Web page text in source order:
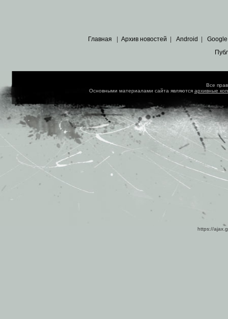
Главная | Архив новостей | Android | Google
Все
Основными материалами сайта являются архивные
https://